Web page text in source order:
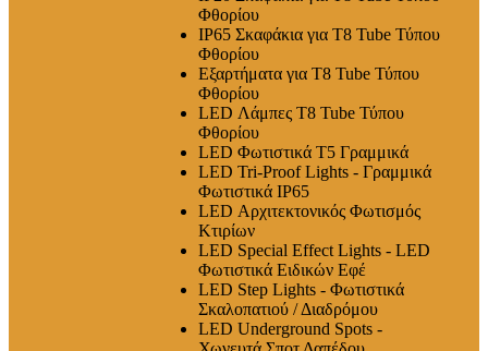
Φθορίου
IP65 Σκαφάκια για Τ8 Tube Τύπου
Φθορίου
Εξαρτήματα για T8 Tube Τύπου
Φθορίου
LED Λάμπες Τ8 Tube Τύπου
Φθορίου
LED Φωτιστικά T5 Γραμμικά
LED Tri-Proof Lights - Γραμμικά
Φωτιστικά IP65
LED Αρχιτεκτονικός Φωτισμός
Κτιρίων
LED Special Effect Lights - LED
Φωτιστικά Ειδικών Εφέ
LED Step Lights - Φωτιστικά
Σκαλοπατιού / Διαδρόμου
LED Underground Spots -